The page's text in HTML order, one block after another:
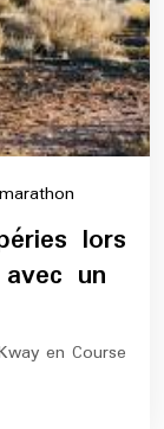
europe-
marathon
lors
un
en Course